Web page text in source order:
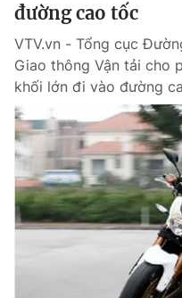
đường cao tốc
VTV.vn - Tổng cục
Giao thông Vận tải cho
khối lớn đi vào đường